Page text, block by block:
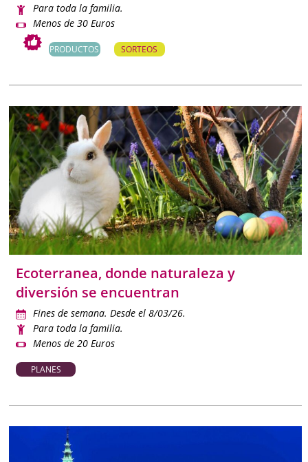
Para toda la familia.
Menos de 30 Euros
PRODUCTOS SORTEOS
Ecoterranea, donde naturaleza y
diversión se encuentran
Fines de semana. Desde el 8/03/26.
Para toda la familia.
Menos de 20 Euros
PLANES